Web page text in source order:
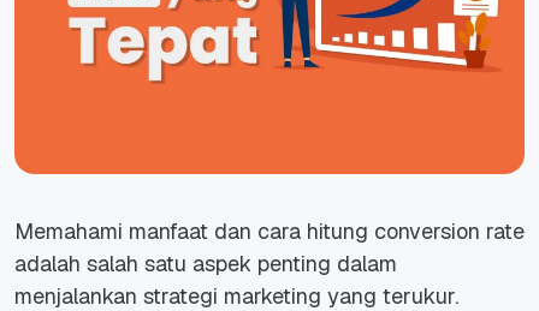
Memahami manfaat dan cara hitung conversion rate
adalah salah satu aspek penting dalam
menjalankan strategi marketing yang terukur.